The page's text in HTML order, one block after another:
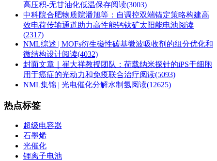
高压积-无甘油化低温保存阅读(3003)
中科院合肥物质院潘旭等：自调控双端锚定策略构建高
效电荷传输通道助力高性能钙钛矿太阳能电池阅读
(2317)
NML综述 | MOFs衍生磁性碳基微波吸收剂的组分优化和
微结构设计阅读(4032)
封面文章｜崔大祥教授团队：荷载纳米探针的iPS干细胞
用于癌症的光动力和免疫联合治疗阅读(5093)
NML集锦 | 光电催化分解水制氢阅读(12625)
热点标签
超级电容器
石墨烯
光催化
锂离子电池